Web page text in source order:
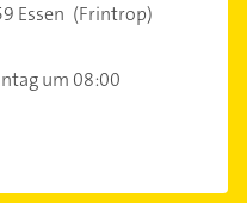
Essen (Frintrop)
um 08:00